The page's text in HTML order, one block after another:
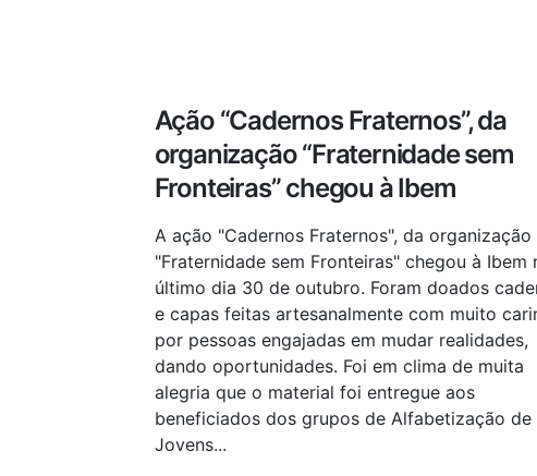
Ação “Cadernos Fraternos”, da
organização “Fraternidade sem
Fronteiras” chegou à Ibem
A ação "Cadernos Fraternos", da organização
"Fraternidade sem Fronteiras" chegou à Ibem
último dia 30 de outubro. Foram doados
e capas feitas artesanalmente com muito
por pessoas engajadas em mudar realidades,
dando oportunidades. Foi em clima de muita
alegria que o material foi entregue aos
beneficiados dos grupos de Alfabetização de
Jovens...